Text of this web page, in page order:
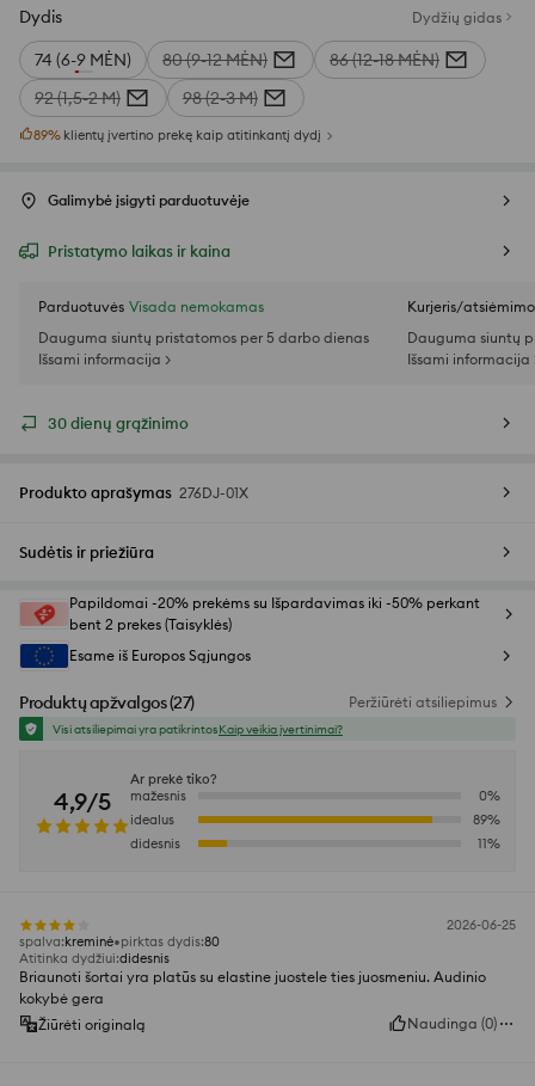
Dydis Dydžių gidas
74 (6-9 MĖN) 80 (9-12 MĖN)
86 (12-18 MĖN)
92 (1,5-2 M)
98 (2-3 M)
89% klientų įvertino prekę kaip atitinkantį dydį
Galimybė įsigyti parduotuvėje
Pristatymo laikas ir kaina
Parduotuvės Visada nemokamas
Dauguma siuntų pristatomos per 5 darbo dienas
Išsami informacija >
Kurjeris/
Dauguma siuntų
Išsami informacija
30 dienų grąžinimo
Produkto aprašymas 276DJ-01X
Sudėtis ir priežiūra
Papildomai -20% prekėms su Išpardavimas iki -50% perkant
bent 2 prekes (Taisyklės)
Esame iš Europos Sąjungos
Produktų apžvalgos(27) Peržiūrėti atsiliepimus
Visi atsiliepimai yra patikrintosKaip veikia įvertinimai?
4,9/5
Ar prekė tiko?
mažesnis
0%
idealus
89%
didesnis
11%
2026-06-25
spalva:kreminė pirktas dydis:80
Atitinka dydžiui:didesnis
Briaunoti šortai yra platūs su elastine juostele ties juosmeniu. Audinio
kokybė gera
Žiūrėti originalą
Naudinga (0)